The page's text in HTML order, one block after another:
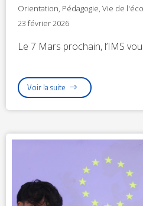
Orientation, Pédagogie, Vie de
23 février 2026
Le 7 Mars prochain, l’IMS
Voir la suite